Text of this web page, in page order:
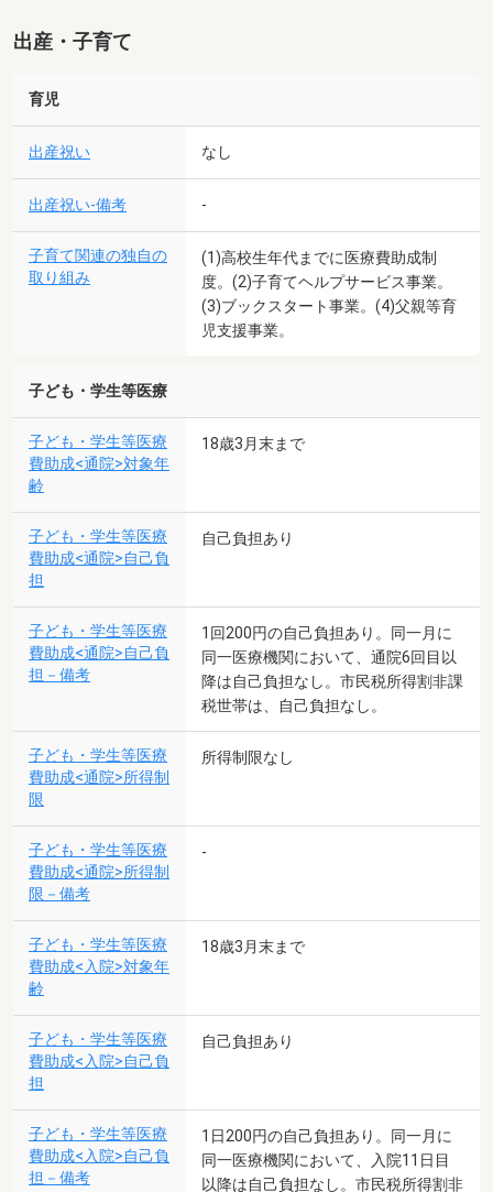
出産・子育て
育児
出産祝い なし
出産祝い-備考 -
子育て関連の独自の
取り組み
(1)高校生年代までに医療費助成制
度。(2)子育てヘルプサービス事業。
(3)ブックスタート事業。(4)父親等育
児支援事業。
子ども・学生等医療
子ども・学生等医療
費助成<通院>対象年
齢
18歳3月末まで
子ども・学生等医療
費助成<通院>自己負
担
自己負担あり
子ども・学生等医療
費助成<通院>自己負
担－備考
1回200円の自己負担あり。同一月に
同一医療機関において、通院6回目以
降は自己負担なし。市民税所得割非課
税世帯は、自己負担なし。
子ども・学生等医療
費助成<通院>所得制
限
所得制限なし
子ども・学生等医療
費助成<通院>所得制
限－備考
-
子ども・学生等医療
費助成<入院>対象年
齢
18歳3月末まで
子ども・学生等医療
費助成<入院>自己負
担
自己負担あり
子ども・学生等医療
費助成<入院>自己負
担－備考
1日200円の自己負担あり。同一月に
同一医療機関において、入院11日目
以降は自己負担なし。市民税所得割非